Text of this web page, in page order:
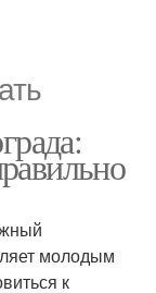
молодым
к